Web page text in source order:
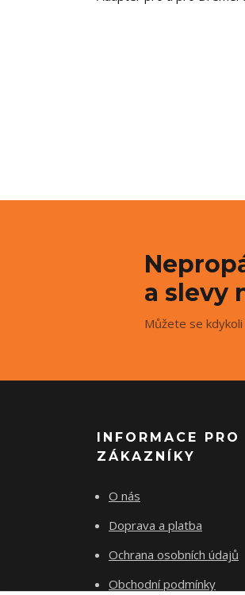
a slevy
Můžete se
INFORMACE PRO
ZÁKAZNÍKY
O nás
Doprava a platba
Ochrana osobních údajů
Obchodní podmínky